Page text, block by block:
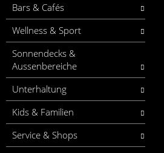
Bars & Cafés
Wellness & Sport
Sonnendecks &
Aussenbereiche
Unterhaltung
Kids & Familien
Service & Shops